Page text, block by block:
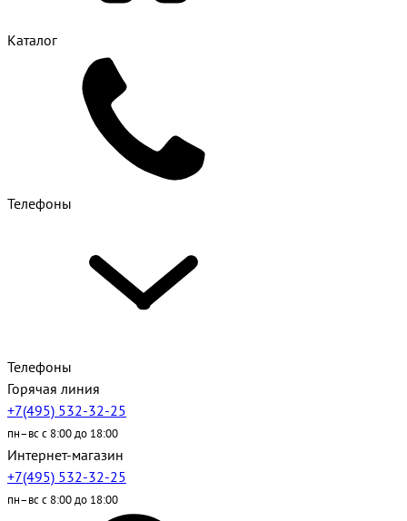
Каталог
Телефоны
Телефоны
Горячая линия
+7(495) 532-32-25
пн–вс с 8:00 до 18:00
Интернет-магазин
+7(495) 532-32-25
пн–вс с 8:00 до 18:00